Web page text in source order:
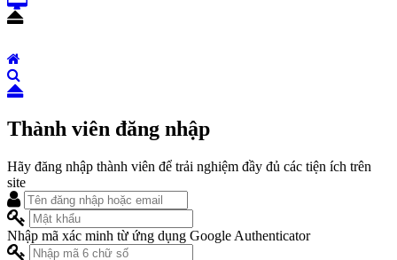
Thành viên đăng nhập
Hãy đăng nhập thành viên để trải nghiệm đầy đủ các tiện ích trên
site
Nhập mã xác minh từ ứng dụng Google Authenticator